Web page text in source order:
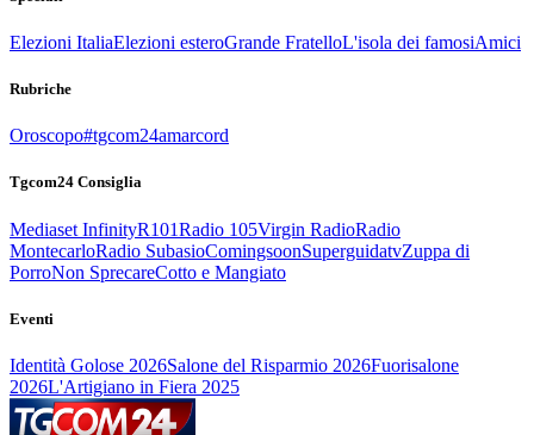
Elezioni ItaliaElezioni esteroGrande FratelloL'isola dei famosiAmici
Rubriche
Oroscopo#tgcom24amarcord
Tgcom24 Consiglia
Mediaset InfinityR101Radio 105Virgin RadioRadio
MontecarloRadio SubasioComingsoonSuperguidatvZuppa di
PorroNon SprecareCotto e Mangiato
Eventi
Identità Golose 2026Salone del Risparmio 2026Fuorisalone
2026L'Artigiano in Fiera 2025